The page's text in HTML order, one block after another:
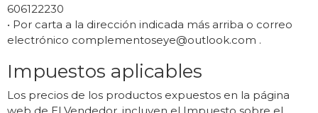
606122230
• Por carta a la dirección indicada más arriba o correo
electrónico complementoseye@outlook.com .
Impuestos aplicables
Los precios de los productos expuestos en la página